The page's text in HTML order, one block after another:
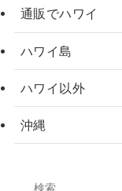
通販でハワイ
ハワイ島
ハワイ以外
沖縄